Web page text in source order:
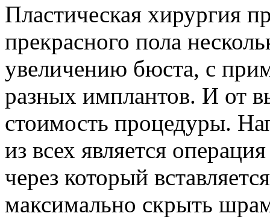
Пластическая хирургия
прекрасного пола
увеличению бюста, с
разных имплантов. И от
стоимость процедуры.
из всех является
через который
максимально скрыть